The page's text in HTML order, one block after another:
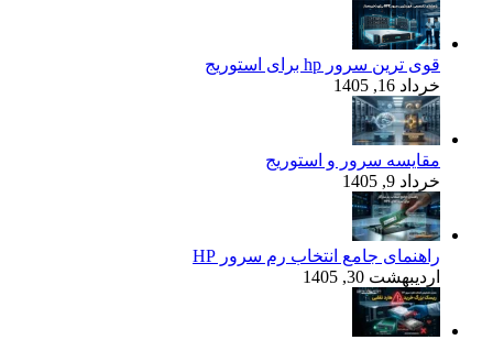
قوی‌ ترین سرور hp برای استوریج
خرداد 16, 1405
مقایسه سرور و استوریج
خرداد 9, 1405
راهنمای جامع انتخاب رم سرور HP
اردیبهشت 30, 1405